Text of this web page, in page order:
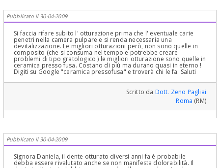
Pubblicato il 30-04-2009
Si faccia rifare subito l' otturazione prima che l' eventuale carie
penetri nella camera pulpare e si renda necessaria una
devitalizzazione. Le migliori otturazioni però, non sono quelle in
composito (che si consuma nel tempo e potrebbe creare
problemi di tipo gratologico ) le migliori otturazione sono quelle in
ceramica presso fusa. Costano di più ma durano quasi in eterno !
Digiti su Google "ceramica pressofusa" e troverà chi le fa. Saluti
Scritto da Dott. Zeno Pagliai
Roma (RM)
Pubblicato il 30-04-2009
Signora Daniela, il dente otturato diversi anni fa è probabile
debba essere rivalutato anche se non manifesta dolorabilità. Il